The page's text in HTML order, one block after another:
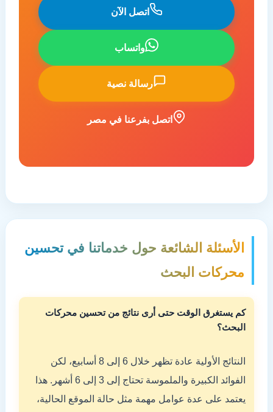
اتصل الآن
واتساب
رسالة نصية
اتصل بفرعنا في مصر
الأسئلة الشائعة حول خدماتنا في تحسين
محركات البحث
كم يستغرق الوقت حتى أرى نتائج من تحسين محركات
البحث؟
النتائج الأولية عادة تظهر خلال 6 إلى 8 أسابيع، لكن
الفوائد الكبيرة والملموسة تحتاج إلى 3 إلى 6 أشهر. هذا
يعتمد على عدة عوامل مهمة مثل حالة الموقع الحالية،